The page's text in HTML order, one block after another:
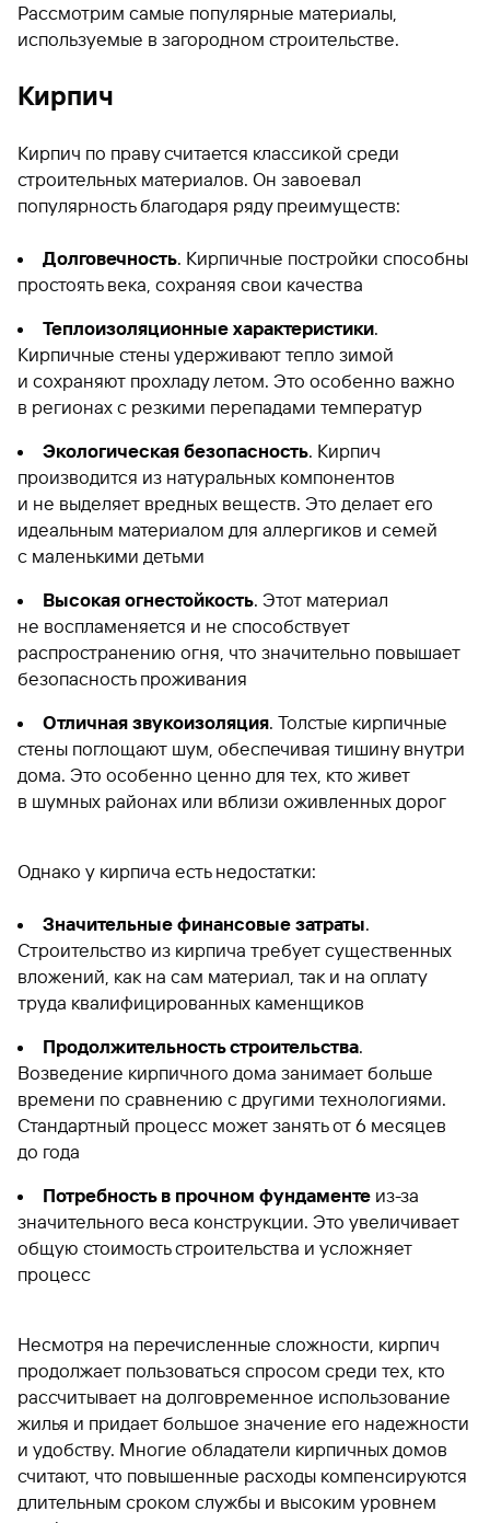
Рассмотрим самые популярные материалы,
используемые в загородном строительстве.
Кирпич
Кирпич по праву считается классикой среди
строительных материалов. Он завоевал
популярность благодаря ряду преимуществ:
Долговечность. Кирпичные постройки способны
простоять века, сохраняя свои качества
Теплоизоляционные характеристики.
Кирпичные стены удерживают тепло зимой
и сохраняют прохладу летом. Это особенно важно
в регионах с резкими перепадами температур
Экологическая безопасность. Кирпич
производится из натуральных компонентов
и не выделяет вредных веществ. Это делает его
идеальным материалом для аллергиков и семей
с маленькими детьми
Высокая огнестойкость. Этот материал
не воспламеняется и не способствует
распространению огня, что значительно повышает
безопасность проживания
Отличная звукоизоляция. Толстые кирпичные
стены поглощают шум, обеспечивая тишину внутри
дома. Это особенно ценно для тех, кто живет
в шумных районах или вблизи оживленных дорог
Однако у кирпича есть недостатки:
Значительные финансовые затраты.
Строительство из кирпича требует существенных
вложений, как на сам материал, так и на оплату
труда квалифицированных каменщиков
Продолжительность строительства.
Возведение кирпичного дома занимает больше
времени по сравнению с другими технологиями.
Стандартный процесс может занять от 6 месяцев
до года
Потребность в прочном фундаменте из-за
значительного веса конструкции. Это увеличивает
общую стоимость строительства и усложняет
процесс
Несмотря на перечисленные сложности, кирпич
продолжает пользоваться спросом среди тех, кто
рассчитывает на долговременное использование
жилья и придает большое значение его надежности
и удобству. Многие обладатели кирпичных домов
считают, что повышенные расходы компенсируются
длительным сроком службы и высоким уровнем